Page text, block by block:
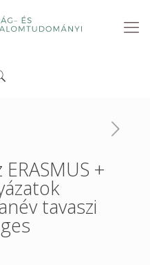
+
tavaszi